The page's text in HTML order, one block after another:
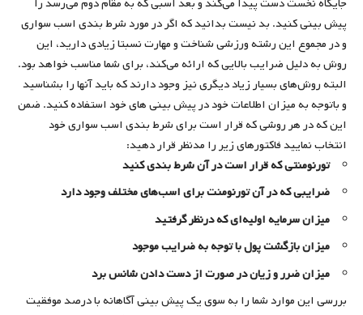
پیش بینی کنید. بد نیست بدانید که اگر در مورد شرط بندی اسب سواری
و در مجموع این رشته ورزشی شناخت و مهارت نسبتا زیادی دارید، این
روش به دلیل ضرایب بالایی که ارائه می‌کند، برای شما مناسب خواهد بود.
البته روش‌های بسیار زیاد دیگری نیز وجود دارند که باید آنها را بشناسید
و باتوجه به میزان اطلاعات خود در پیش بینی های خود استفاده کنید. ضمن
این که در هر روشی که قرار است برای شرط بندی اسب سواری خود
انتخاب نمایید فاکتورهای زیر را مدنظر قرار دهید:
تورنومنتی که قرار است در آن شرط بندی کنید
ضرایبی که در آن تورنومنت برای اسب‌های مختلف وجود دارد
میزان سرمایه اولیه‌ای که درنظر گرفتید
میزان بازگشت پول با توجه به ضرایب موجود
میزان ضرر و زیان در صورت از دست دادن شانس برد
بررسی این موارد شما را به سوی یک پیش بینی آگاهانه با درصد موفقیت